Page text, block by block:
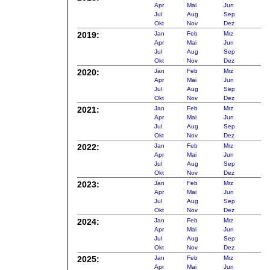
Apr
Mai
Jun
Jul
Aug
Sep
Okt
Nov Dez
2019: Jan Feb
Mrz
Apr
Mai
Jun
Jul
Aug
Sep
Okt
Nov Dez
2020: Jan Feb
Mrz
Apr
Mai
Jun
Jul
Aug
Sep
Okt
Nov Dez
2021: Jan Feb
Mrz
Apr
Mai
Jun
Jul
Aug
Sep
Okt
Nov Dez
2022: Jan Feb
Mrz
Apr
Mai
Jun
Jul
Aug
Sep
Okt
Nov Dez
2023: Jan Feb
Mrz
Apr
Mai
Jun
Jul
Aug
Sep
Okt
Nov Dez
2024: Jan Feb
Mrz
Apr
Mai
Jun
Jul
Aug
Sep
Okt
Nov Dez
2025: Jan Feb
Mrz
Apr
Mai Jun